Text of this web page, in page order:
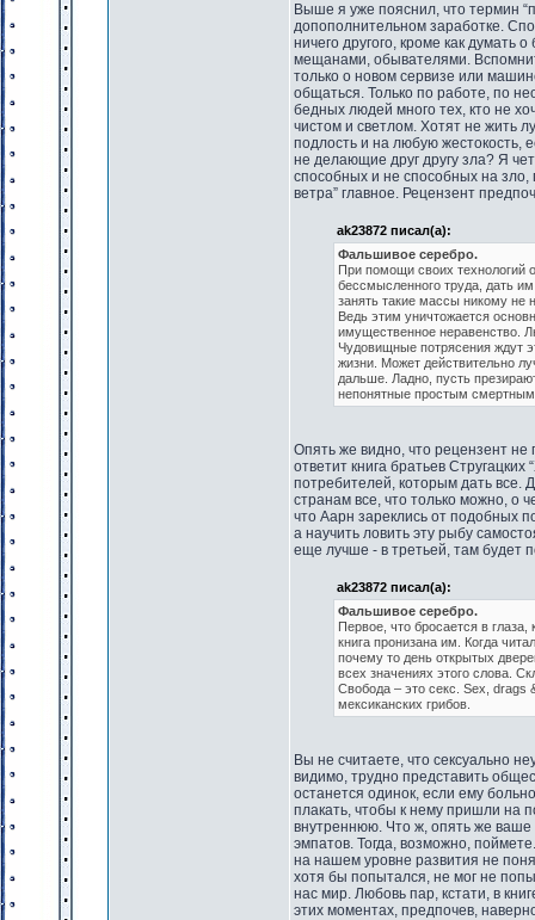
Выше я уже пояснил, что термин
допополнительном заработке.
ничего другого, кроме как думать
мещанами, обывателями.
только о новом сервизе или
общаться. Только по работе, по
бедных людей много тех, кто не
чистом и светлом. Хотят не жить
подлость и на любую жестокость,
не делающие друг другу зла? Я
способных и не способных на зло,
ветра” главное. Рецензент
ak23872 писал(а):
Фальшивое серебро.
При помощи своих технологий
бессмысленного труда, дать
занять такие массы никому не
Ведь этим уничтожается
имущественное неравенство.
Чудовищные потрясения ждут
жизни. Может действительно
дальше. Ладно, пусть
непонятные простым
Опять же видно, что рецензент не
ответит книга братьев
потребителей, которым дать все.
странам все, что только можно, о
что Аарн зареклись от подобных
а научить ловить эту рыбу
еще лучше - в третьей, там будет
ak23872 писал(а):
Фальшивое серебро.
Первое, что бросается в
книга пронизана им. Когда
почему то день открытых
всех значениях этого слова.
Свобода – это секс. Sex, drags
мексиканских грибов.
Вы не считаете, что сексуально
видимо, трудно представить
останется одинок, если ему
плакать, чтобы к нему пришли на
внутреннюю. Что ж, опять же ваше
эмпатов. Тогда, возможно,
на нашем уровне развития не
хотя бы попытался, не мог не
нас мир. Любовь пар, кстати, в
этих моментах, предпочев,